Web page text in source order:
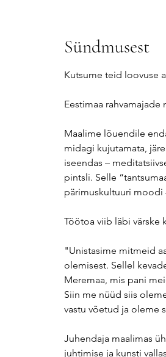
Sündmusest
Kutsume teid loovuse
Eestimaa
Maalime lõuendile
midagi kujutamata,
iseendas –
pintsli. Selle
pärimuskultuuri moodi
Töötoa viib läbi värske
"Unistasime mitmeid
olemisest. Sellel
Meremaa, mis pani
Siin me nüüd siis
vastu võetud ja oleme
Juhendaja maalimas
juhtimise ja kunsti